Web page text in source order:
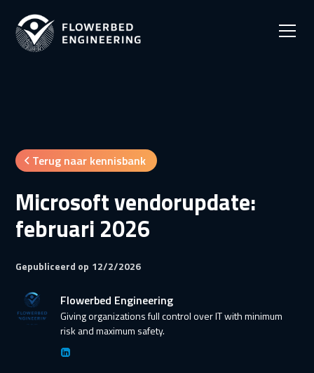
Terug naar kennisbank
Microsoft vendorupdate:
februari 2026
Gepubliceerd op 12/2/2026
Flowerbed Engineering
Giving organizations full control over IT with minimum
risk and maximum safety.